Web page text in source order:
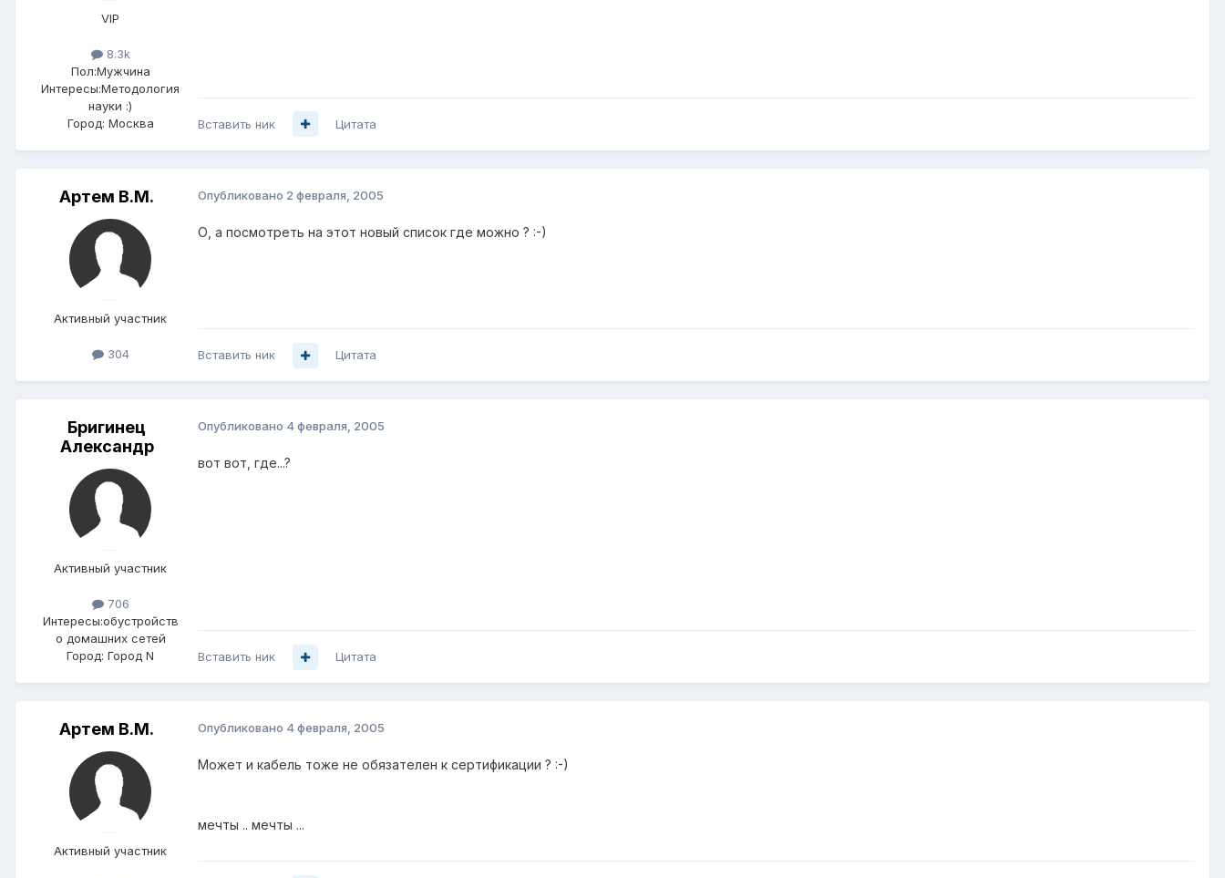
VIP
8.3k
Пол:Мужчина
Интересы:Методология
науки :)
Город: Москва Вставить ник Цитата
Артем B.M.
Активный участник
304
Опубликовано 2 февраля, 2005
О, а посмотреть на этот новый список где можно ? :-)
Вставить ник Цитата
Бригинец
Александр
Активный участник
706
Интересы:обустройств
о домашних сетей
Город: Город N
Опубликовано 4 февраля, 2005
вот вот, где...?
Вставить ник Цитата
Артем B.M.
Активный участник
Опубликовано 4 февраля, 2005
Может и кабель тоже не обязателен к сертификации ? :-)
мечты .. мечты ...